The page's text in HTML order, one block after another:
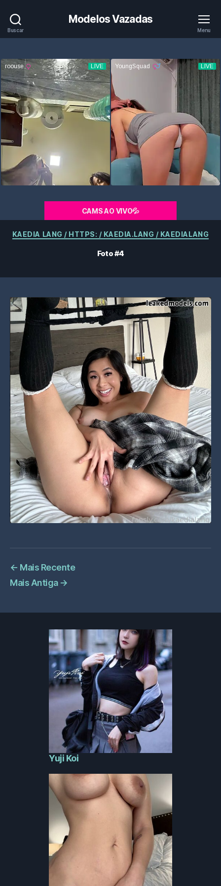
Buscar
Modelos Vazadas
Menu
CAMS AO VIVO💦
Categorias
KAEDIA LANG / HTTPS: / KAEDIA.LANG / KAEDIALANG
Foto #4
← Mais Recente
Mais Antiga →
Yuji Koi